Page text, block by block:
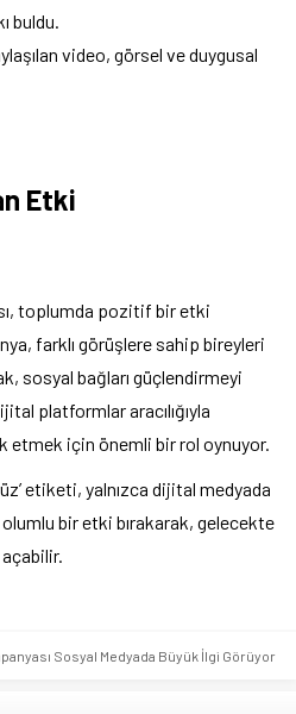
buldu.
video, görsel ve duygusal
Etki
toplumda pozitif bir etki
farklı görüşlere sahip bireyleri
sosyal bağları güçlendirmeyi
platformlar aracılığıyla
etmek için önemli bir rol oynuyor.
etiketi, yalnızca dijital medyada
bir etki bırakarak, gelecekte
Sosyal Medyada Büyük İlgi Görüyor